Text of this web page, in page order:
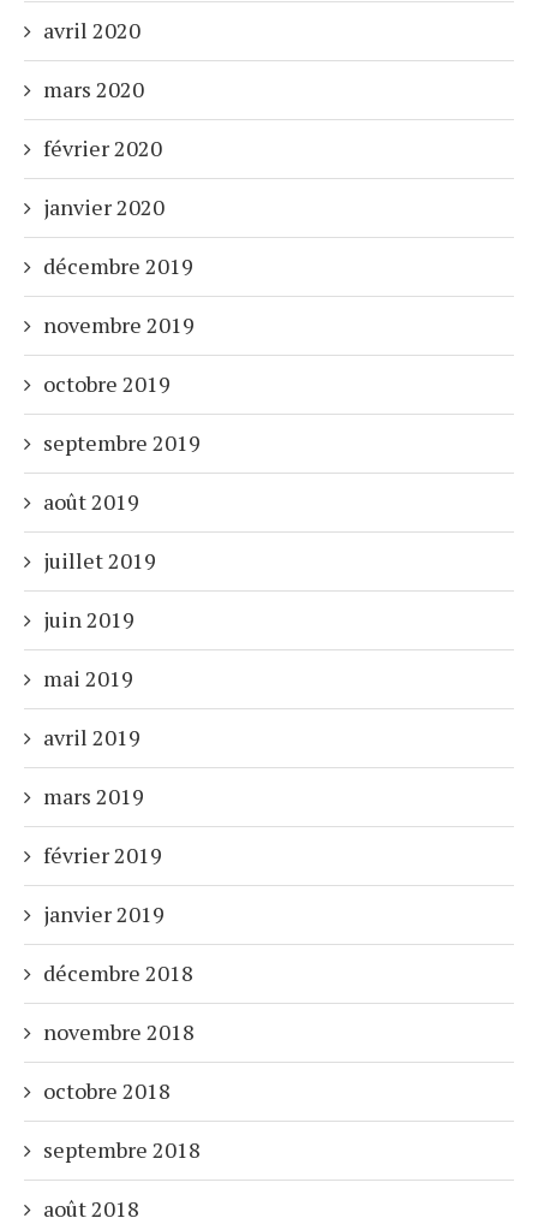
avril 2020
mars 2020
février 2020
janvier 2020
décembre 2019
novembre 2019
octobre 2019
septembre 2019
août 2019
juillet 2019
juin 2019
mai 2019
avril 2019
mars 2019
février 2019
janvier 2019
décembre 2018
novembre 2018
octobre 2018
septembre 2018
août 2018